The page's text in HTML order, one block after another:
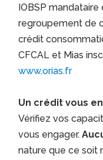
IOBSP
regroupement de
crédit
CFCAL et Mias
www.orias.fr
Un crédit vous
Vérifiez vos
vous engager.
nature que ce soit